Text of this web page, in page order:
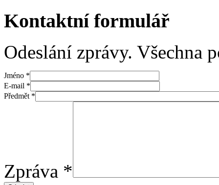
Kontaktní formulář
Odeslání zprávy. Všechna
Jméno *
E-mail *
Předmět *
Zpráva *